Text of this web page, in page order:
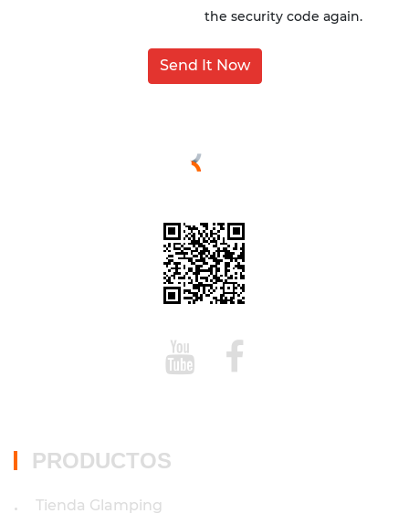
Send It Now
PRODUCTOS
• Tienda Glamping